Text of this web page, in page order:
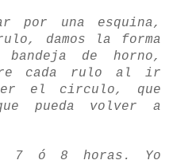
por una esquina,
damos la forma
bandeja de horno,
cada rulo al ir
el circulo, que
pueda volver a
7 ó 8 horas. Yo